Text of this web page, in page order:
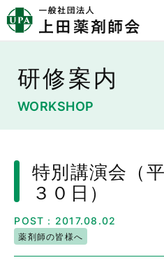
研修案内
WORKSHOP
特別講演会（
３０日）
POST：2017.08.02
薬剤師の皆様へ